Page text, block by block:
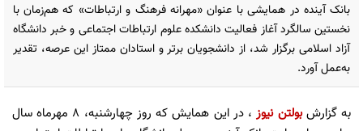
بانک آینده در همایشی با ‌عنوان «مهرانه فرهنگ و ارتباطات» که هم‌زمان با
نخستین سالگرد آغاز فعالیت دانشکده علوم ارتباطات اجتماعی و خبر دانشگاه
آزاد اسلامی برگزار شد، از دانشجویان برتر و استادان ممتاز این عرصه، تقدیر
به‌عمل آورد.
به گزارشبولتن نیوز
، در این همایش که روز چهارشنبه، 8 مهرماه سال